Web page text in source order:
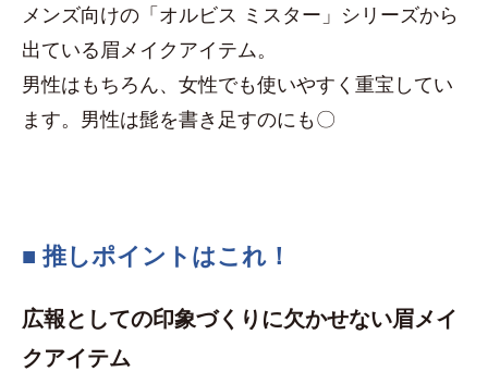
メンズ向けの「オルビス ミスター」シリーズから
出ている眉メイクアイテム。
男性はもちろん、女性でも使いやすく重宝してい
ます。男性は髭を書き足すのにも〇
■ 推しポイントはこれ！
広報としての印象づくりに欠かせない眉メイ
クアイテム